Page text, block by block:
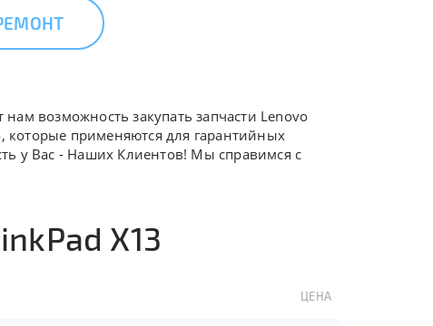
возможность закупать запчасти Lenovo
которые применяются для гарантийных
у Вас - Наших Клиентов! Мы справимся с
X13
ЦЕНА